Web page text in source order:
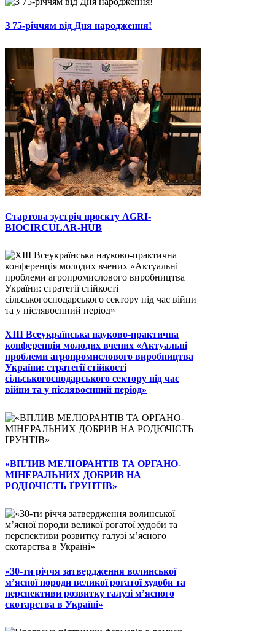
З 75-річчям від Дня народження!
Стартова зустріч проєкту AGRI-
BIOCIRCULAR-HUB
ХІІІ Всеукраїнська науково-практична
конференція молодих вчених «Актуальні
проблеми агропромислового виробництва
України: стратегії стійкості
сільськогосподарського сектору під час
війни та у післявоєнний період»
«ВПЛИВ МЕЛІОРАНТІВ ТА ОРГАНО-
МІНЕРАЛЬНИХ ДОБРИВ НА
РОДЮЧІСТЬ ҐРУНТІВ»
«30-ти річчя затвердження волинської
м’ясної породи великої рогатої худоби та
перспективи розвитку галузі м’ясного
скотарства в Україні»